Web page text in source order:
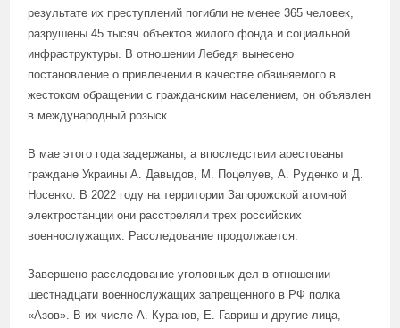
результате их преступлений погибли не менее 365 человек,
разрушены 45 тысяч объектов жилого фонда и социальной
инфраструктуры. В отношении Лебедя вынесено
постановление о привлечении в качестве обвиняемого в
жестоком обращении с гражданским населением, он объявлен
в международный розыск.
В мае этого года задержаны, а впоследствии арестованы
граждане Украины А. Давыдов, М. Поцелуев, А. Руденко и Д.
Носенко. В 2022 году на территории Запорожской атомной
электростанции они расстреляли трех российских
военнослужащих. Расследование продолжается.
Завершено расследование уголовных дел в отношении
шестнадцати военнослужащих запрещенного в РФ полка
«Азов». В их числе А. Куранов, Е. Гавриш и другие лица,